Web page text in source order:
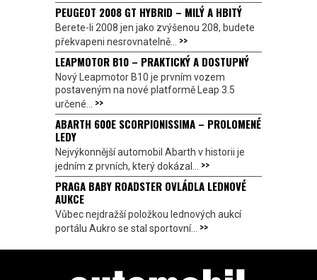
PEUGEOT 2008 GT HYBRID – MILÝ A HBITÝ
Berete-li 2008 jen jako zvýšenou 208, budete
překvapeni nesrovnatelně... >>
LEAPMOTOR B10 – PRAKTICKÝ A DOSTUPNÝ
Nový Leapmotor B10 je prvním vozem
postaveným na nové platformě Leap 3.5
určené... >>
ABARTH 600E SCORPIONISSIMA – PROLOMENÉ
LEDY
Nejvýkonnější automobil Abarth v historii je
jedním z prvních, který dokázal... >>
PRAGA BABY ROADSTER OVLÁDLA LEDNOVÉ
AUKCE
Vůbec nejdražší položkou lednových aukcí
portálu Aukro se stal sportovní... >>